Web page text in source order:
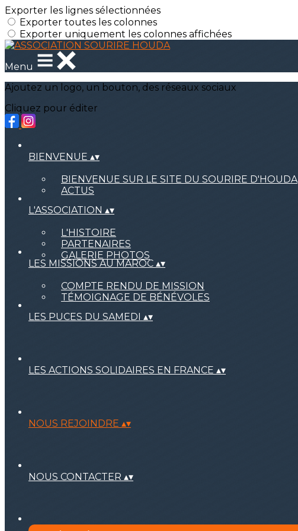
Exporter les lignes sélectionnées
Exporter toutes les colonnes
Exporter uniquement les colonnes affichées
Menu
Ajoutez un logo, un bouton, des réseaux sociaux
Cliquez pour éditer
BIENVENUE ▴▾
BIENVENUE SUR LE SITE DU SOURIRE D'HOUDA
ACTUS
L'ASSOCIATION ▴▾
L'HISTOIRE
PARTENAIRES
GALERIE PHOTOS
LES MISSIONS AU MAROC ▴▾
COMPTE RENDU DE MISSION
TÉMOIGNAGE DE BÉNÉVOLES
LES PUCES DU SAMEDI ▴▾
LES ACTIONS SOLIDAIRES EN FRANCE ▴▾
NOUS REJOINDRE ▴▾
NOUS CONTACTER ▴▾